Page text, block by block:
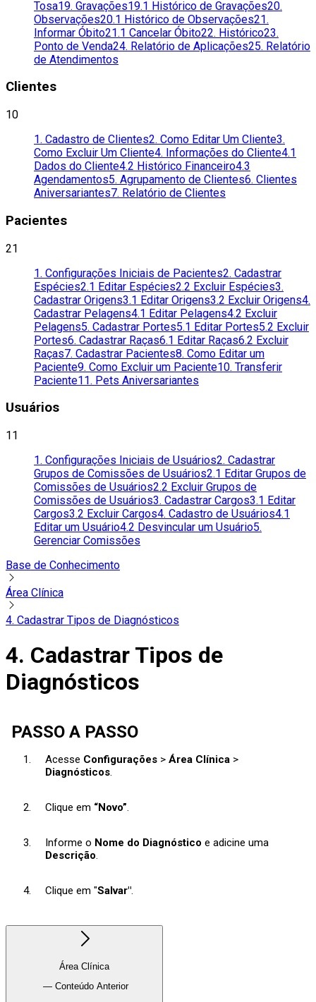
Tosa19. Gravações19.1 Histórico de Gravações20.
Observações20.1 Histórico de Observações21.
Informar Óbito21.1 Cancelar Óbito22. Histórico23.
Ponto de Venda24. Relatório de Aplicações25. Relatório
de Atendimentos
Clientes
10
1. Cadastro de Clientes2. Como Editar Um Cliente3.
Como Excluir Um Cliente4. Informações do Cliente4.1
Dados do Cliente4.2 Histórico Financeiro4.3
Agendamentos5. Agrupamento de Clientes6. Clientes
Aniversariantes7. Relatório de Clientes
Pacientes
21
1. Configurações Iniciais de Pacientes2. Cadastrar
Espécies2.1 Editar Espécies2.2 Excluir Espécies3.
Cadastrar Origens3.1 Editar Origens3.2 Excluir Origens4.
Cadastrar Pelagens4.1 Editar Pelagens4.2 Excluir
Pelagens5. Cadastrar Portes5.1 Editar Portes5.2 Excluir
Portes6. Cadastrar Raças6.1 Editar Raças6.2 Excluir
Raças7. Cadastrar Pacientes8. Como Editar um
Paciente9. Como Excluir um Paciente10. Transferir
Paciente11. Pets Aniversariantes
Usuários
11
1. Configurações Iniciais de Usuários2. Cadastrar
Grupos de Comissões de Usuários2.1 Editar Grupos de
Comissões de Usuários2.2 Excluir Grupos de
Comissões de Usuários3. Cadastrar Cargos3.1 Editar
Cargos3.2 Excluir Cargos4. Cadastro de Usuários4.1
Editar um Usuário4.2 Desvincular um Usuário5.
Gerenciar Comissões
Base de Conhecimento
Área Clínica
4. Cadastrar Tipos de Diagnósticos
4. Cadastrar Tipos de
Diagnósticos
PASSO A PASSO
Acesse Configurações > Área Clínica >
Diagnósticos.
Clique em “Novo”.
Informe o Nome do Diagnóstico e adicine uma
Descrição.
Clique em "Salvar".
Área Clínica
— Conteúdo Anterior